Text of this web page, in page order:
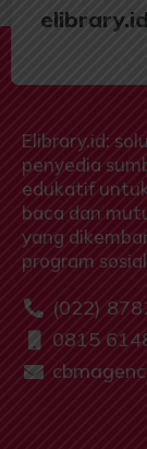
Elibrary.id:
penyedia
edukatif
baca dan
yang
program
(022)
0815